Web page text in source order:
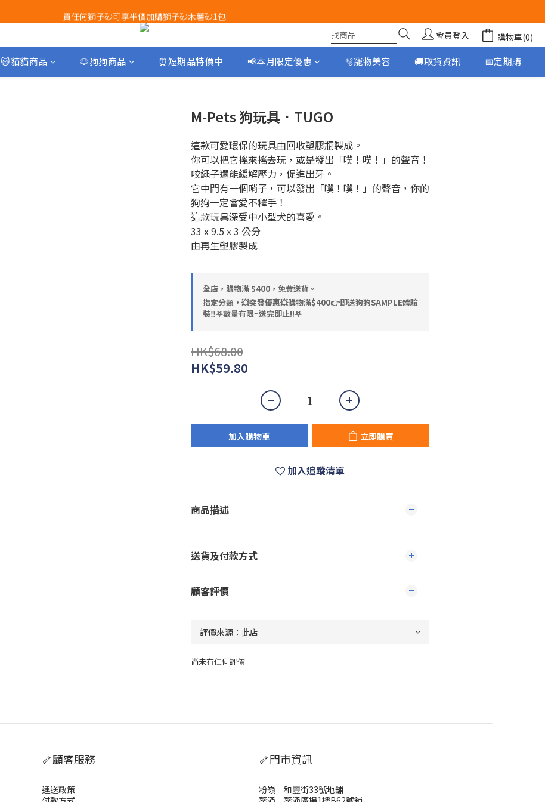
Airbuggy 全線現貨8折！立即點擊火速搶購
買任何獅子砂可享半價加購獅子砂木薯砂1包
Airbuggy 全線現貨8折！立即點擊火速搶購
會員登入 購物車(0)
😺貓貓商品 🐶狗狗商品 ⏰短期品特價中 📢本月限定優惠 🫧寵物美容 🚚取貨資訊 📅定期購
M-Pets 狗玩具．TUGO
這款可愛環保的玩具由回收塑膠瓶製成。
你可以把它搖來搖去玩，或是發出「噗！噗！」的聲音！
咬繩子還能緩解壓力，促進出牙。
它中間有一個哨子，可以發出「噗！噗！」的聲音，你的
狗狗一定會愛不釋手！
這款玩具深受中小型犬的喜愛。
33 x 9.5 x 3 公分
由再生塑膠製成
全店，購物滿 $400，免費送貨。
指定分類，💥突發優惠💥購物滿$400👉即送狗狗SAMPLE體驗
裝‼️𖤐數量有限~送完即止!!𖤐
HK$68.00
HK$59.80
加入購物車 立即購買
加入追蹤清單
商品描述
送貨及付款方式
顧客評價
尚未有任何評價
🦴顧客服務
運送政策
🦴門市資訊
粉嶺｜和豐街33號地舖